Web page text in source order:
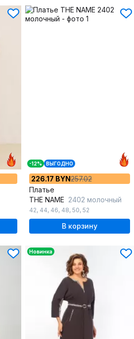
-12% ВЫГОДНО
226.17 BYN257.02
Платье
THE NAME 2402 молочный
42, 44, 46, 48, 50, 52
В корзину
Новинка